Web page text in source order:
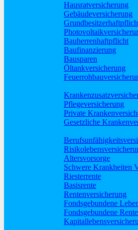
Hausratversicherung
Gebäudeversicherung
Bauherrenhaftpflicht
Baufinanzierung
Bausparen
Öltankversicherung
Pflegeversicherung
Private
Gesetzliche
Altersvorsorge
Schwere Krankheiten
Riesterrente
Basisrente
Rentenversicherung
Fondsgebundene
Fondsgebundene